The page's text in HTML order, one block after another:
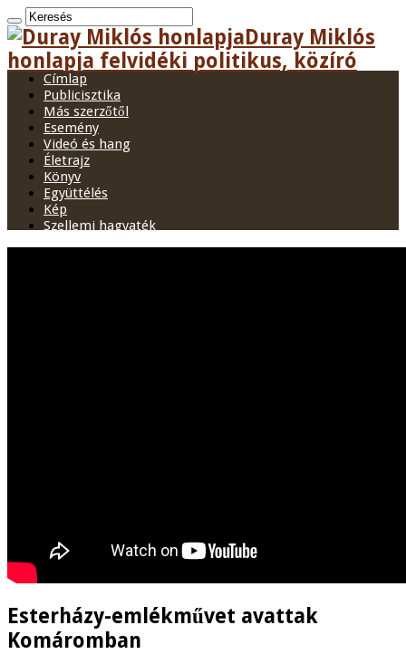
Duray Miklós
honlapja felvidéki politikus, közíró
Címlap
Publicisztika
Más szerzőtől
Esemény
Videó és hang
Életrajz
Könyv
Együttélés
Kép
Szellemi hagyaték
Esterházy-emlékművet avattak
Komáromban